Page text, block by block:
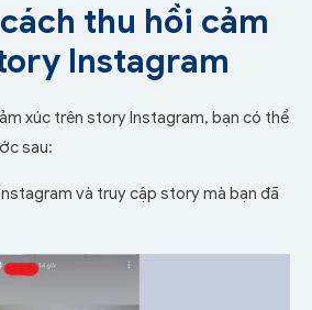
thu hồi cảm
Instagram
xúc trên story Instagram, bạn có thể
sau:
và truy cập story mà bạn đã